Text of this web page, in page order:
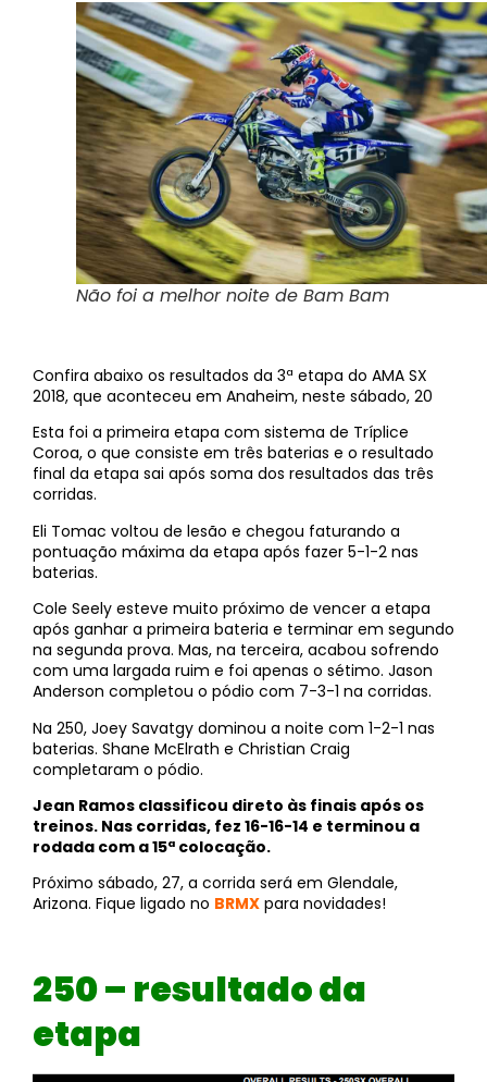
Não foi a melhor noite de Bam Bam
Confira abaixo os resultados da 3ª etapa do AMA SX
2018, que aconteceu em Anaheim, neste sábado, 20
Esta foi a primeira etapa com sistema de Tríplice
Coroa, o que consiste em três baterias e o resultado
final da etapa sai após soma dos resultados das três
corridas.
Eli Tomac voltou de lesão e chegou faturando a
pontuação máxima da etapa após fazer 5-1-2 nas
baterias.
Cole Seely esteve muito próximo de vencer a etapa
após ganhar a primeira bateria e terminar em segundo
na segunda prova. Mas, na terceira, acabou sofrendo
com uma largada ruim e foi apenas o sétimo. Jason
Anderson completou o pódio com 7-3-1 na corridas.
Na 250, Joey Savatgy dominou a noite com 1-2-1 nas
baterias. Shane McElrath e Christian Craig
completaram o pódio.
Jean Ramos classificou direto às finais após os
treinos. Nas corridas, fez 16-16-14 e terminou a
rodada com a 15ª colocação.
Próximo sábado, 27, a corrida será em Glendale,
Arizona. Fique ligado no BRMX para novidades!
250 – resultado da
etapa